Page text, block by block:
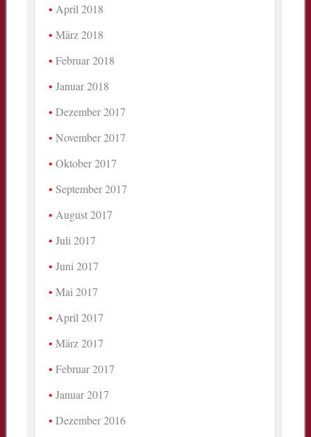
April 2018
März 2018
Februar 2018
Januar 2018
Dezember 2017
November 2017
Oktober 2017
September 2017
August 2017
Juli 2017
Juni 2017
Mai 2017
April 2017
März 2017
Februar 2017
Januar 2017
Dezember 2016